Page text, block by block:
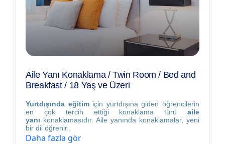
Aile Yanı Konaklama / Twin Room / Bed and
Breakfast / 18 Yaş ve Üzeri
Yurtdışında eğitimiçin yurtdışına giden öğrencilerin
en çok tercih ettiği konaklama türü aile
yanı konaklamasıdır. Aile yanında konaklamalar, yeni
bir dil öğrenir..
Daha fazla gör